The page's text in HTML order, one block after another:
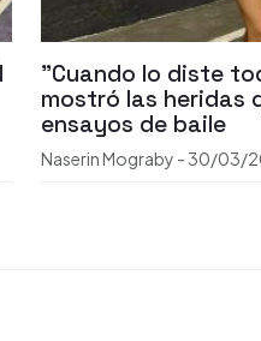
"Cuando lo diste
mostró las heridas
ensayos de baile
Naserin Mograby -30/03/